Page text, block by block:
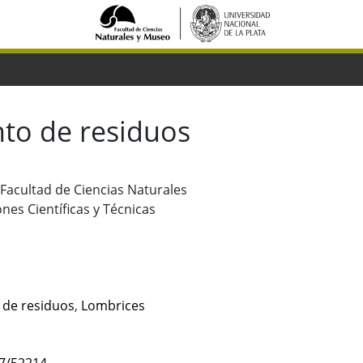
de residuos
de Ciencias Naturales
Científicas y Técnicas
residuos, Lombrices